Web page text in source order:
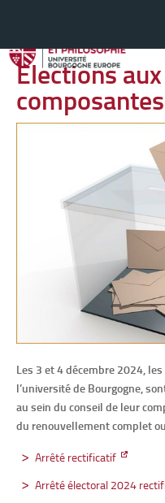
06 NOV 2024
Élections
Les 3 et 4 décembre 2024,
l’université de Bourgogne,
au sein du conseil de leur
du renouvellement complet
Arrêté rectificatif
Arrêté électoral 2024